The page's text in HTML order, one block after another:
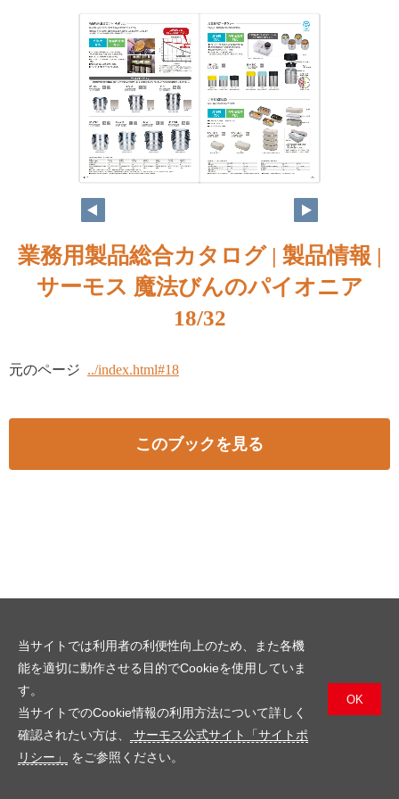
業務用製品総合カタログ | 製品情報 |
サーモス 魔法びんのパイオニア
18/32
元のページ ../index.html#18
このブックを見る
当サイトでは利用者の利便性向上のため、また各機
能を適切に動作させる目的でCookieを使用していま
す。
当サイトでのCookie情報の利用方法について詳しく
確認されたい方は、
サーモス公式サイト「サイトポ
リシー」
をご参照ください。
OK